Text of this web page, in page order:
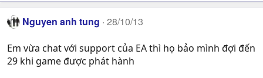
Nguyen anh tung 28/10/13
Em vừa chat với support của EA thì họ bảo mình đợi đến
29 khi game được phát hành